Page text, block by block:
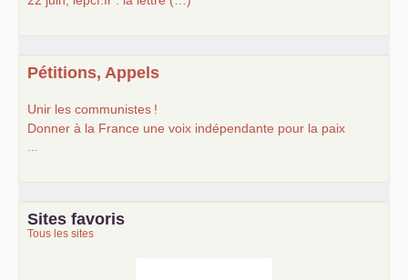
Pétitions, Appels
Unir les communistes !
Donner à la France une voix indépendante pour la paix
Sites favoris
Tous les sites